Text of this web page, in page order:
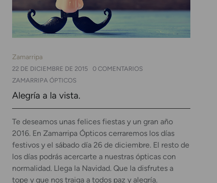
Zamarripa
22 DE DICIEMBRE DE 2015
0 COMENTARIOS
ZAMARRIPA ÓPTICOS
Alegría a la vista.
Te deseamos unas felices fiestas y un gran año
2016. En Zamarripa Ópticos cerraremos los días
festivos y el sábado día 26 de diciembre. El resto de
los días podrás acercarte a nuestras ópticas con
normalidad. Llega la Navidad. Que la disfrutes a
tope y que nos traiga a todos paz y alegría.